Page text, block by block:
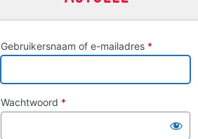
Gebruikersnaam of e-mailadres *
Wachtwoord *